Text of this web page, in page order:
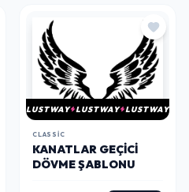
LUSTWAY LUSTWAY LUSTWAY
CLASSIC
KANATLAR GEÇICI
DÖVME ŞABLONU